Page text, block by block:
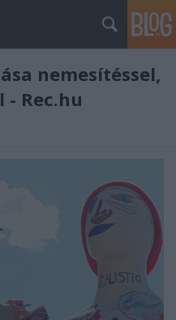
nemesítéssel,
Rec.hu